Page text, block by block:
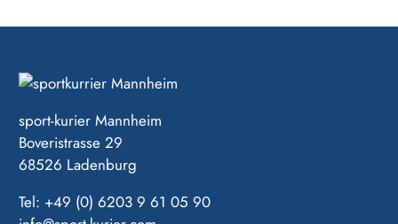
sport-kurier Mannheim
Boveristrasse 29
68526 Ladenburg
Tel: +49 (0) 6203 9 61 05 90